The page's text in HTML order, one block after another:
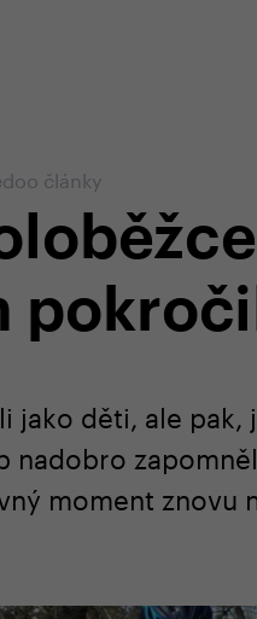
články
jako děti, ale
nadobro
moment znovu